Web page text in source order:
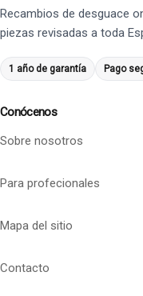
Recambios de desguace
piezas revisadas a toda
1 año de garantía Pago
Conócenos
Sobre nosotros
Para profecionales
Mapa del sitio
Contacto